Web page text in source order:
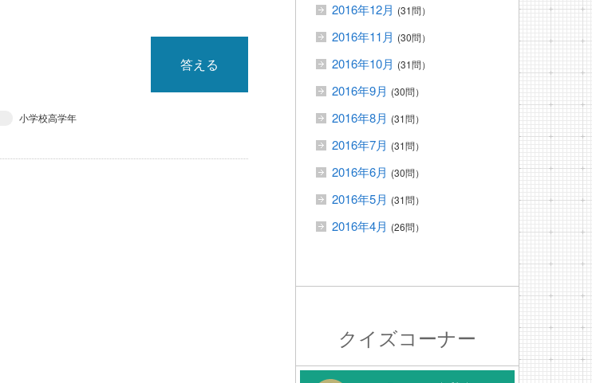
答える
小学校高学年
2016年12月 (31問）
2016年11月 (30問）
2016年10月 (31問）
2016年9月 (30問）
2016年8月 (31問）
2016年7月 (31問）
2016年6月 (30問）
2016年5月 (31問）
2016年4月 (26問）
クイズコーナー